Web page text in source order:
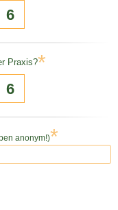
6
Praxis?*
6
anonym!)*